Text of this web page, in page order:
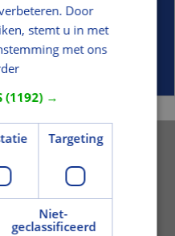
Door
stemt u in met
met ons
(1192) →
Targeting
Niet-
geclassificeerd